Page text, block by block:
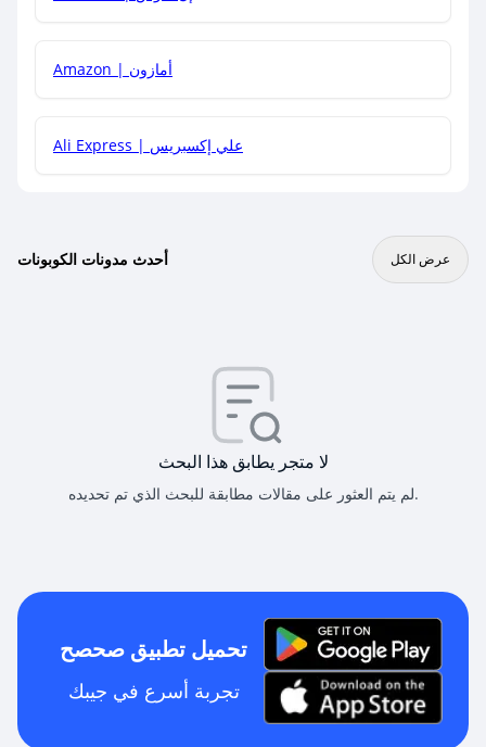
Amazon | أمازون
Ali Express | علي إكسبريس
أحدث مدونات الكوبونات عرض الكل
لا متجر يطابق هذا البحث
لم يتم العثور على مقالات مطابقة للبحث الذي تم تحديده.
تحميل تطبيق صحصح
تجربة أسرع في جيبك